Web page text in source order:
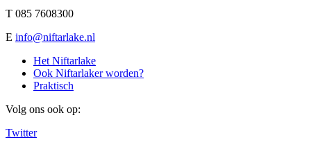
T 085 7608300
E info@niftarlake.nl
Het Niftarlake
Ook Niftarlaker worden?
Praktisch
Volg ons ook op:
Twitter